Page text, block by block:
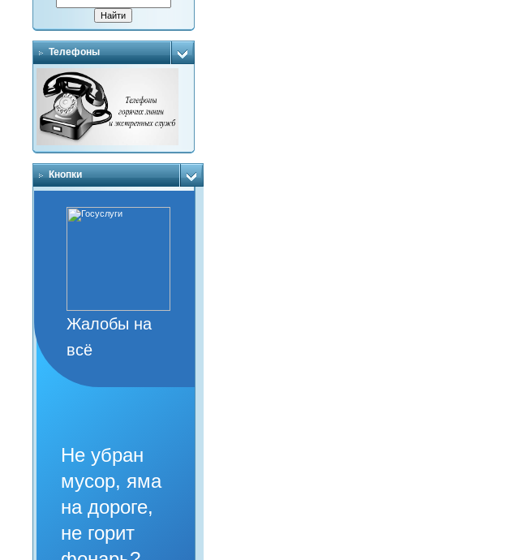
Телефоны
Кнопки
Жалобы на
всё
Не убран
мусор, яма
на дороге,
не горит